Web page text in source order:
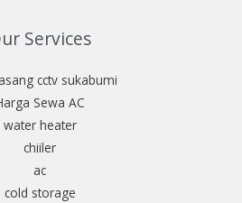
Services
cctv sukabumi
Sewa AC
water heater
chiiler
ac
cold storage